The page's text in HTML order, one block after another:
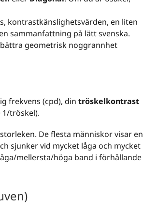
kontrastkänslighetsvärden, en liten
sammanfattning på lätt svenska.
geometrisk noggrannhet
frekvens (cpd), din tröskelkontrast
1/tröskel).
De flesta människor visar en
sjunker vid mycket låga och mycket
mellersta/höga band i förhållande